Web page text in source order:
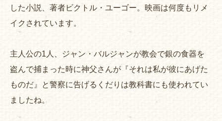
した小説、著者ビクトル・ユーゴー。映画は何度もリメ
イクされています。
主人公の1人、ジャン・バルジャンが教会で銀の食器を
盗んで捕まった時に神父さんが『それは私が彼にあげた
ものだ』と警察に告げるくだりは教科書にも使われてい
ましたね。